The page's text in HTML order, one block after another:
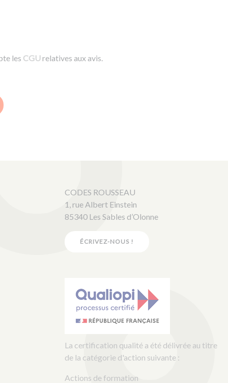
les CGUrelatives aux avis.
CODES ROUSSEAU
1, rue Albert Einstein
85340 Les Sables d’Olonne
ÉCRIVEZ-NOUS !
La certification qualité a été délivrée au titre
de la catégorie d'action suivante :
Actions de formation